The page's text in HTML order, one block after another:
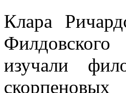
Клара
изучали